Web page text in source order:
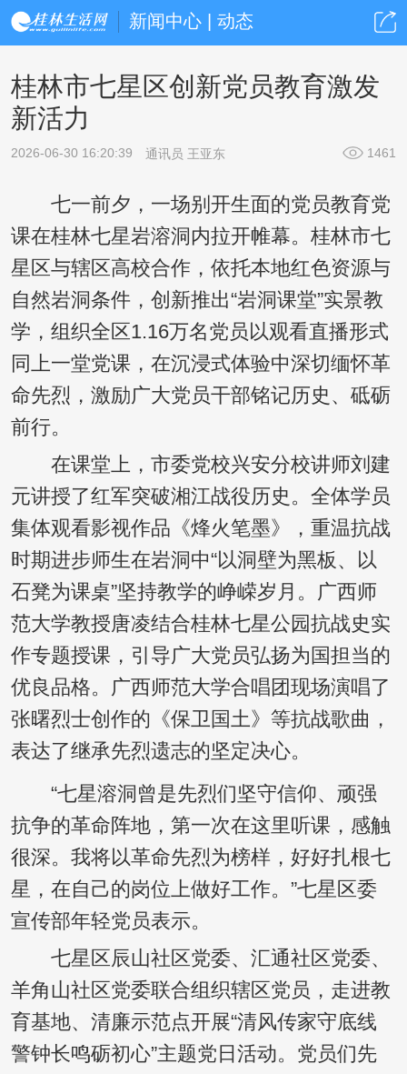
新闻中心 | 动态
桂林市七星区创新党员教育激发
新活力
2026-06-30 16:20:39 通讯员 王亚东 1461
七一前夕，一场别开生面的党员教育党
课在桂林七星岩溶洞内拉开帷幕。桂林市七
星区与辖区高校合作，依托本地红色资源与
自然岩洞条件，创新推出“岩洞课堂”实景教
学，组织全区1.16万名党员以观看直播形式
同上一堂党课，在沉浸式体验中深切缅怀革
命先烈，激励广大党员干部铭记历史、砥砺
前行。
在课堂上，市委党校兴安分校讲师刘建
元讲授了红军突破湘江战役历史。全体学员
集体观看影视作品《烽火笔墨》，重温抗战
时期进步师生在岩洞中“以洞壁为黑板、以
石凳为课桌”坚持教学的峥嵘岁月。广西师
范大学教授唐凌结合桂林七星公园抗战史实
作专题授课，引导广大党员弘扬为国担当的
优良品格。广西师范大学合唱团现场演唱了
张曙烈士创作的《保卫国土》等抗战歌曲，
表达了继承先烈遗志的坚定决心。
“七星溶洞曾是先烈们坚守信仰、顽强
抗争的革命阵地，第一次在这里听课，感触
很深。我将以革命先烈为榜样，好好扎根七
星，在自己的岗位上做好工作。”七星区委
宣传部年轻党员表示。
七星区辰山社区党委、汇通社区党委、
羊角山社区党委联合组织辖区党员，走进教
育基地、清廉示范点开展“清风传家守底线
警钟长鸣砺初心”主题党日活动。党员们先